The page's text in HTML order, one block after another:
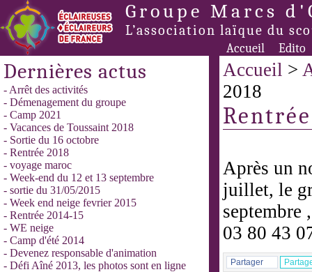
Groupe Marcs
L’association laïque du
Accueil Edito
Dernières actus
- Arrêt des activités
- Démenagement du groupe
- Camp 2021
- Vacances de Toussaint 2018
- Sortie du 16 octobre
- Rentrée 2018
- voyage maroc
- Week-end du 12 et 13 septembre
- sortie du 31/05/2015
- Week end neige fevrier 2015
- Rentrée 2014-15
- WE neige
- Camp d'été 2014
- Devenez responsable d'animation
- Défi Aîné 2013, les photos sont en ligne
Accueil >
2018
Après un
juillet, le
septembre
03 80 43
Partager